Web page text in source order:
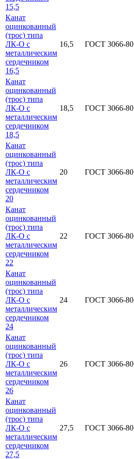
15,5
Канат
оцинкованный
(трос) типа
ЛК-О с
металлическим
сердечником
16,5
16,5 ГОСТ 3066-80
Канат
оцинкованный
(трос) типа
ЛК-О с
металлическим
сердечником
18,5
18,5 ГОСТ 3066-80
Канат
оцинкованный
(трос) типа
ЛК-О с
металлическим
сердечником
20
20 ГОСТ 3066-80
Канат
оцинкованный
(трос) типа
ЛК-О с
металлическим
сердечником
22
22 ГОСТ 3066-80
Канат
оцинкованный
(трос) типа
ЛК-О с
металлическим
сердечником
24
24 ГОСТ 3066-80
Канат
оцинкованный
(трос) типа
ЛК-О с
металлическим
сердечником
26
26 ГОСТ 3066-80
Канат
оцинкованный
(трос) типа
ЛК-О с
металлическим
сердечником
27,5
27,5 ГОСТ 3066-80